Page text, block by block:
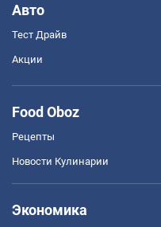
Авто
Тест Драйв
Акции
Food Oboz
Рецепты
Новости Кулинарии
Экономика